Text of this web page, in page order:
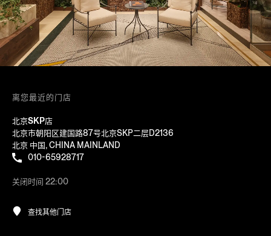
离您最近的门店
北京SKP店
北京市朝阳区建国路87号北京SKP二层D2136
北京 中国, CHINA MAINLAND
010-65928717
关闭时间 22:00
查找其他门店